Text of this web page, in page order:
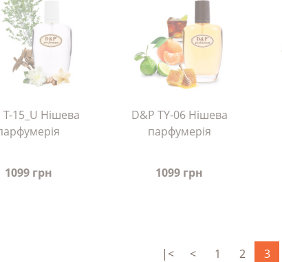
T-15_U Нішева
1099 грн
D&P TY-06 Нішева
парфумерія
1099 грн
|< < 1 2 3